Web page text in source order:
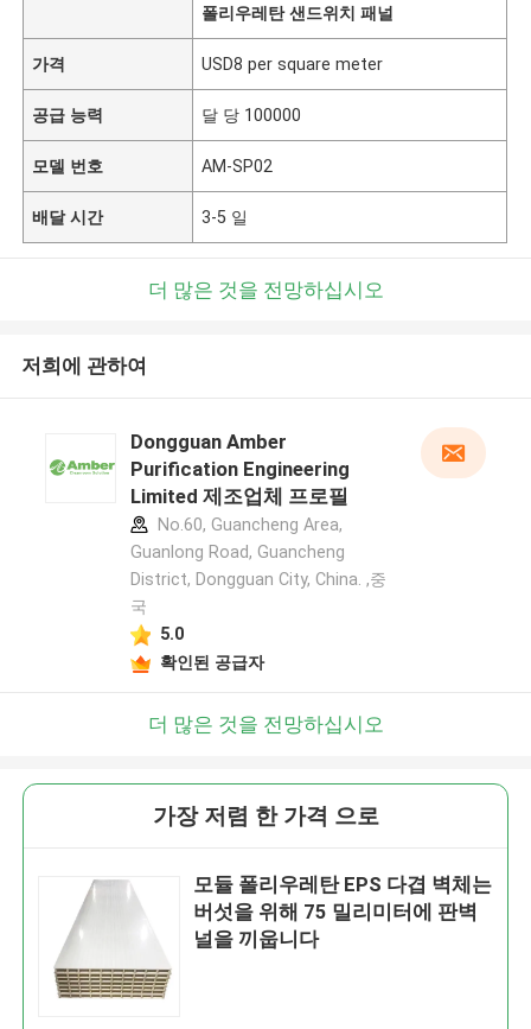
폴리우레탄 샌드위치 패널
가격 USD8 per square meter
공급 능력 달 당 100000
모델 번호 AM-SP02
배달 시간 3-5 일
더 많은 것을 전망하십시오
저희에 관하여
Dongguan Amber
Purification Engineering
Limited 제조업체 프로필
No.60, Guancheng Area,
Guanlong Road, Guancheng
District, Dongguan City, China. ,중
국
5.0
확인된 공급자
더 많은 것을 전망하십시오
가장 저렴 한 가격 으로
모듈 폴리우레탄 EPS 다겹 벽체는
버섯을 위해 75 밀리미터에 판벽
널을 끼웁니다